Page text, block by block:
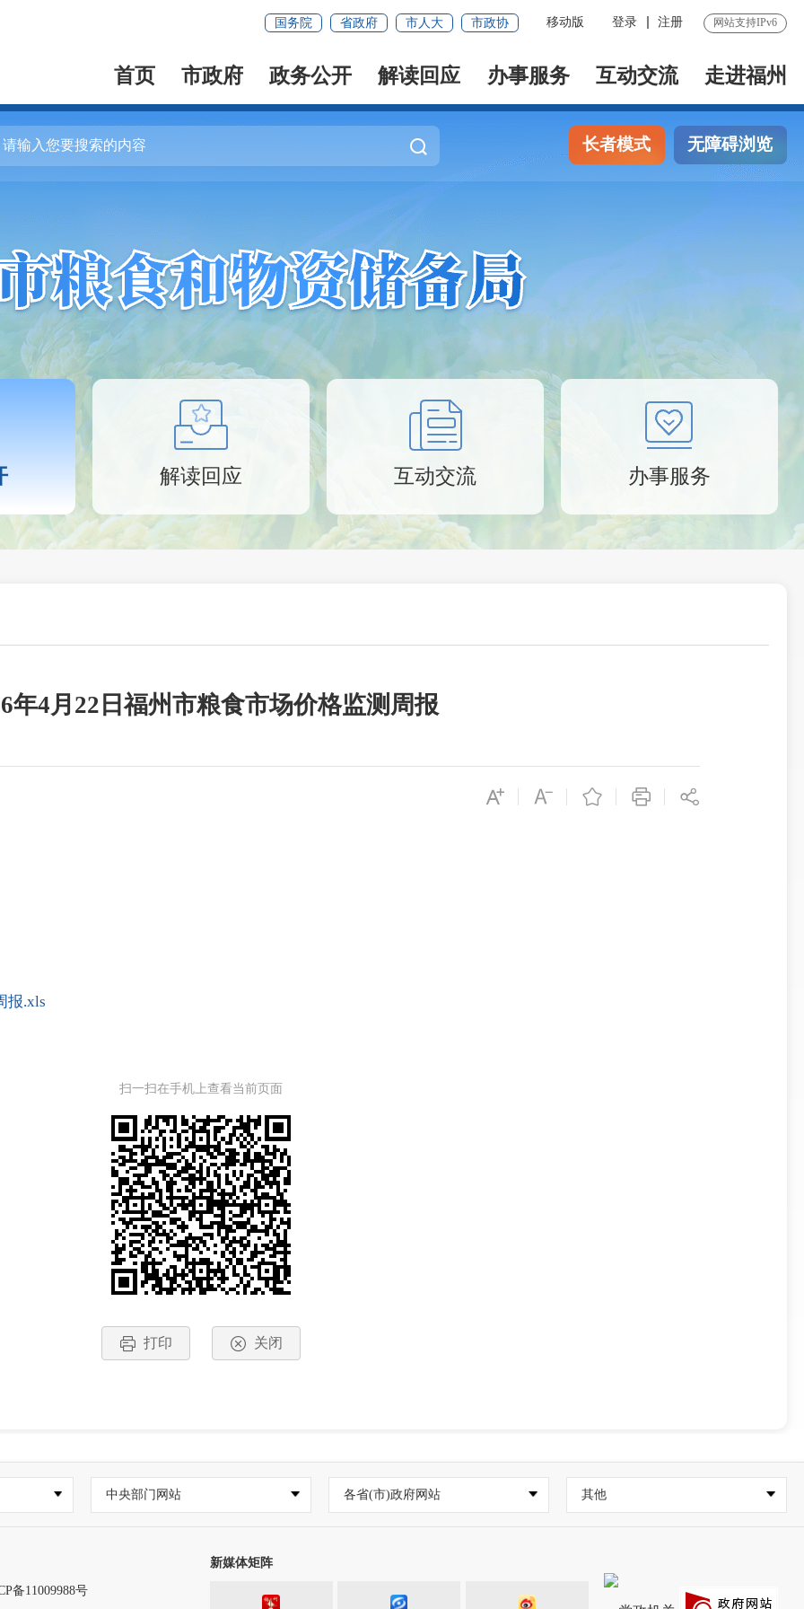
国务院 省政府 市人大 市政协 移动版 登录 注册 网站支持IPv6
首页 市政府 政务公开 解读回应 办事服务 互动交流 走进福州
长者模式 无障碍浏览
解读回应 互动交流 办事服务
年4月22日福州市粮食市场价格监测周报
报.xls
扫一扫在手机上查看当前页面
打印 关闭
中央部门网站 各省(市)政府网站 其他
备11009988号
新媒体矩阵